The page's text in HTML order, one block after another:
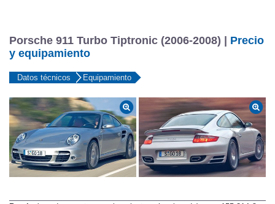
Porsche 911 Turbo Tiptronic (2006-2008) |
y equipamiento